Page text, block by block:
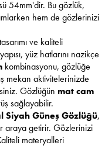
54mm'dir. Bu gözlük,
hem de gözlerinizi
ve kaliteli
yüz hatlarını nazikçe
kombinasyonu, gözlüğe
mekan aktivitelerinizde
Gözlüğünmat cam
sağlayabilir.
Siyah Güneş Gözlüğü,
araya getirir. Gözlerinizi
materyalleri